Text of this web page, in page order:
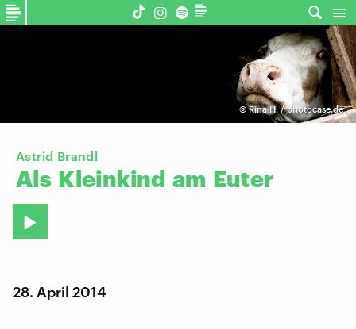
©Rina H. / photocase.de
Astrid Brandl
Als Kleinkind am Euter
28. April 2014